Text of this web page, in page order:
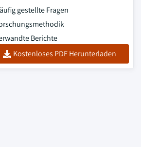
gestellte Fragen
Berichte
Kostenloses PDF Herunterladen